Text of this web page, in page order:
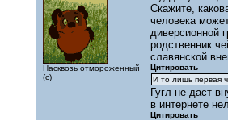
Насквозь отмороженный
(с)
Скажите,
человека
диверсионной
родственник
славянской
Цитировать
И то лишь первая
Гугл не даст
в интернете
Цитировать